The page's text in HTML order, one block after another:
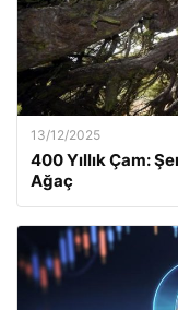
13/12/2025
400 Yıllık Çam:
Ağaç